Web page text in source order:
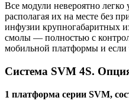
Все модули невероятно легко
располагая их на месте без
инфузии крупногабаритных
смолы — полностью с
мобильной платформы и если
Система SVM 4S.
1 платформа серии SVM,